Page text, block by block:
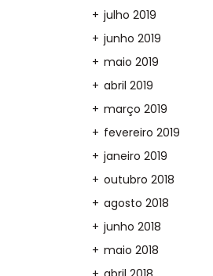
julho 2019
junho 2019
maio 2019
abril 2019
março 2019
fevereiro 2019
janeiro 2019
outubro 2018
agosto 2018
junho 2018
maio 2018